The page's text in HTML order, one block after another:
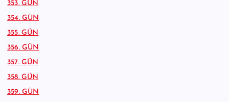
353. GÜN
354. GÜN
355. GÜN
356. GÜN
357. GÜN
358. GÜN
359. GÜN